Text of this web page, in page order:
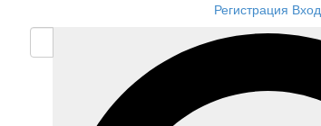
Регистрация Вход